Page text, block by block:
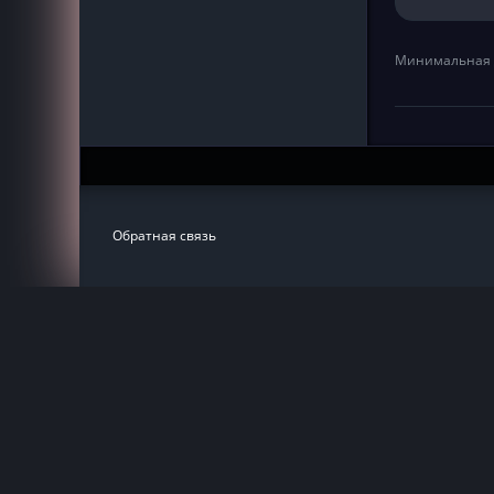
Минимальная
Обратная связь